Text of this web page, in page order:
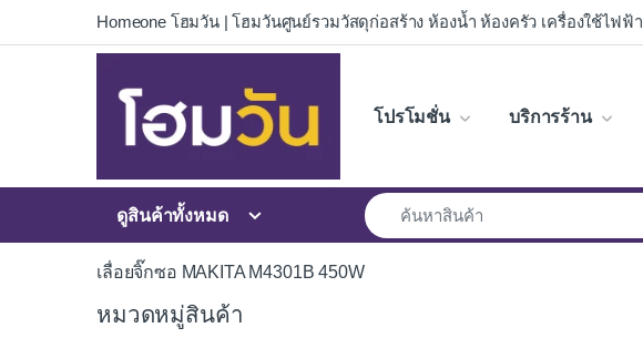
Skip to navigation
Skip to contentHomeone โฮมวัน | โฮมวันศูนย์รวมวัสดุก่อสร้าง ห้องน้ำ ห้องครัว เครื่องใช้ไฟฟ้า
โปรโมชั่น บริการร้าน
ดูสินค้าทั้งหมด
เลื่อยจิ๊กซอ MAKITA M4301B 450W
หมวดหมู่สินค้า